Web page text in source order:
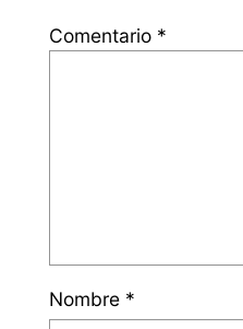
Comentario *
Nombre *